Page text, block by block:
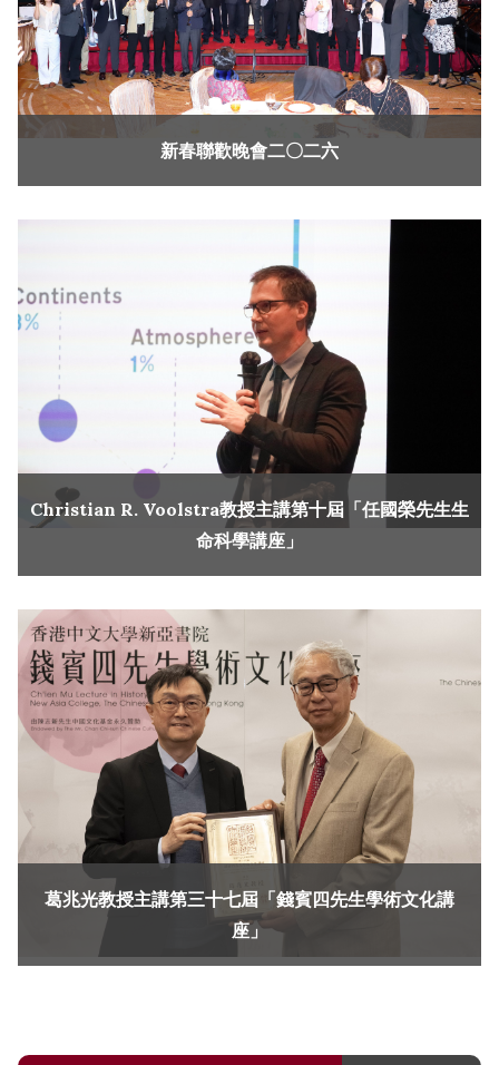
新春聯歡晚會二〇二六
Christian R. Voolstra教授主講第十屆「任國榮先生生
命科學講座」
葛兆光教授主講第三十七屆「錢賓四先生學術文化講
座」